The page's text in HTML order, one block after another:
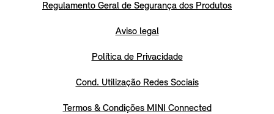
Regulamento Geral de Segurança dos Produtos
Aviso legal
Política de Privacidade
Cond. Utilização Redes Sociais
Termos & Condições MINI Connected